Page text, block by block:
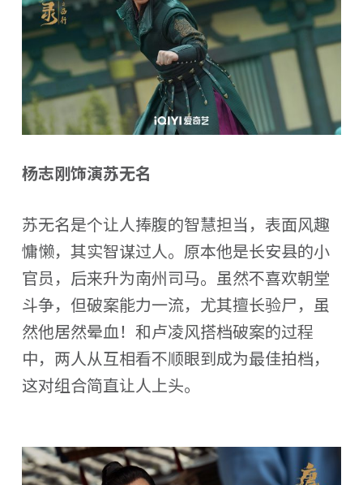
杨志刚饰演苏无名
苏无名是个让人捧腹的智慧担当，表面风趣
慵懒，其实智谋过人。原本他是长安县的小
官员，后来升为南州司马。虽然不喜欢朝堂
斗争，但破案能力一流，尤其擅长验尸，虽
然他居然晕血！和卢凌风搭档破案的过程
中，两人从互相看不顺眼到成为最佳拍档，
这对组合简直让人上头。